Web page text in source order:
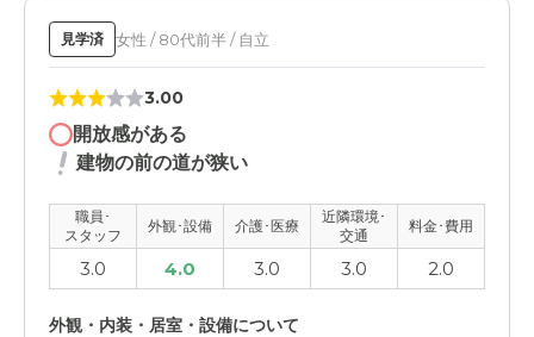
見学済 女性 / 80代前半 / 自立
3.00
開放感がある
建物の前の道が狭い
職員･
スタッフ
外観･設備 介護･医療
近隣環境･
交通
料金･費用
3.0 4.0 3.0 3.0 2.0
外観・内装・居室・設備について